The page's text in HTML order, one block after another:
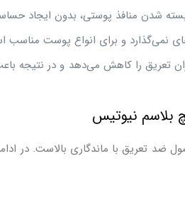
شدن منافذ پوستی، بدون ایجاد
نمی‌گذارد و برای انواع پوست مناسب
تعریق را کاهش می‌دهد و در
بلاسم نیوتیس
ضد تعریق با ماندگاری بالاست. در